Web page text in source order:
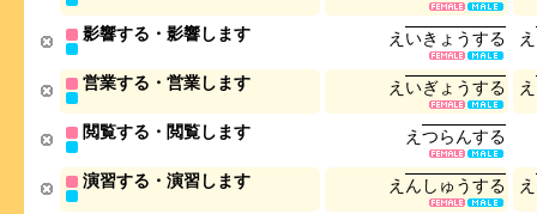
影響する・影響します え いき ょ うする え
営業する・営業します え いぎ ょ うする え
閲覧する・閲覧します え つら んする
演習する・演習します え ん し ゅ うする え